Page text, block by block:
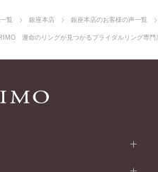
覧 銀座本店 銀座本店のお客様の声一覧
運命のリングが見つかるブライダルリング専